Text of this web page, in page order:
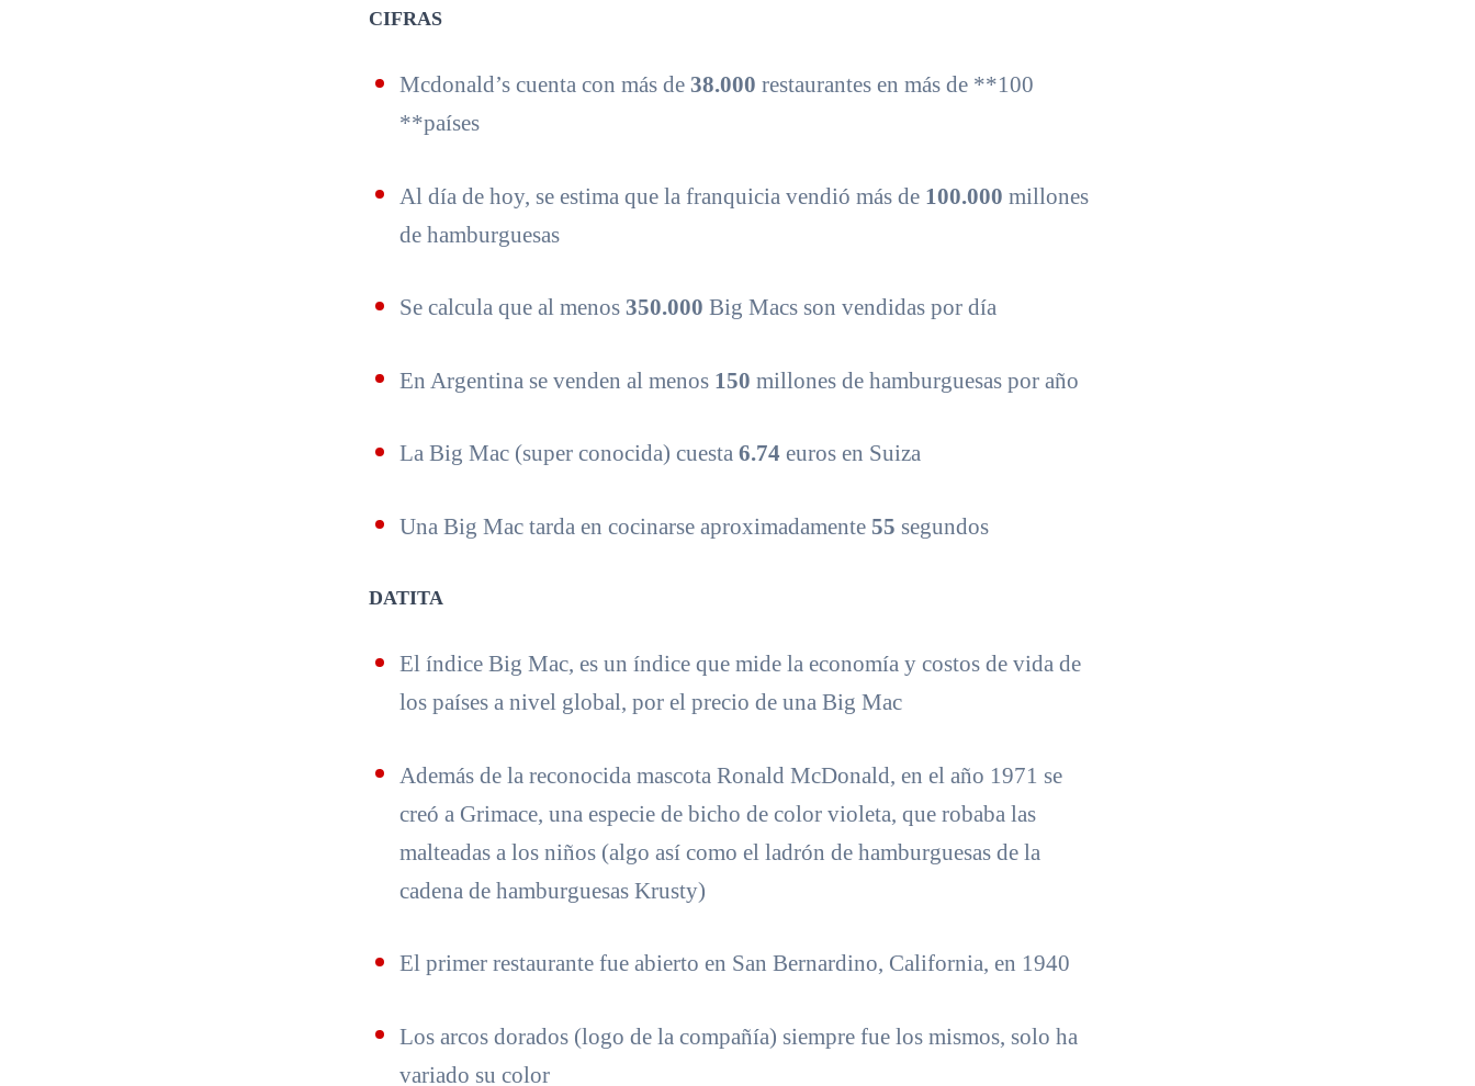
CIFRAS
Mcdonald’s cuenta con más de 38.000 restaurantes en más de **100
**países
Al día de hoy, se estima que la franquicia vendió más de 100.000 millones
de hamburguesas
Se calcula que al menos 350.000 Big Macs son vendidas por día
En Argentina se venden al menos 150 millones de hamburguesas por año
La Big Mac (super conocida) cuesta 6.74 euros en Suiza
Una Big Mac tarda en cocinarse aproximadamente 55 segundos
DATITA
El índice Big Mac, es un índice que mide la economía y costos de vida de
los países a nivel global, por el precio de una Big Mac
Además de la reconocida mascota Ronald McDonald, en el año 1971 se
creó a Grimace, una especie de bicho de color violeta, que robaba las
malteadas a los niños (algo así como el ladrón de hamburguesas de la
cadena de hamburguesas Krusty)
El primer restaurante fue abierto en San Bernardino, California, en 1940
Los arcos dorados (logo de la compañía) siempre fue los mismos, solo ha
variado su color